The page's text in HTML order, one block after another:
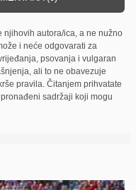
njihovih autora/ica, a ne nužno
i neće odgovarati za
psovanja i vulgaran
ali to ne obavezuje
pravila. Čitanjem prihvatate
sadržaji koji mogu